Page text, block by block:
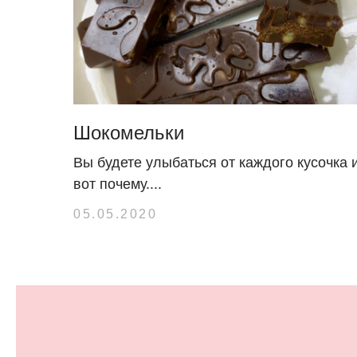
Шокомельки
Вы будете улыбаться от каждого кусочка
вот почему....
05.05.2020